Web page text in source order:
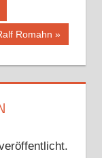
Romahn